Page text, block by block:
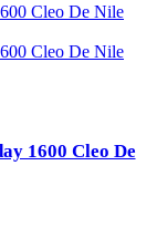
1600 Cleo De